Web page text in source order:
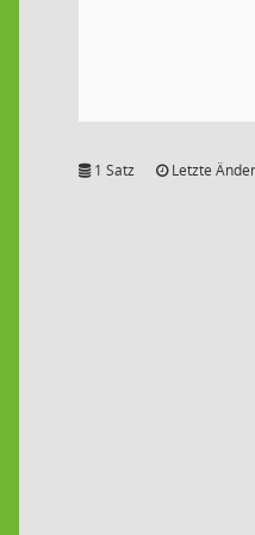
1 Satz Letzte